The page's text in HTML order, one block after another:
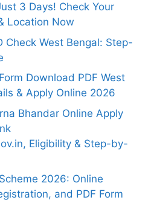
3 Days! Check Your
Location Now
Check West Bengal: Step-
Download PDF West
& Apply Online 2026
Bhandar Online Apply
Eligibility & Step-by-
2026: Online
and PDF Form